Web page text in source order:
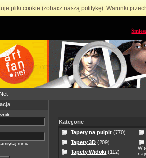
pliki cookie (zobacz naszą politykę). Warunki
mnie
Kategorie
Tapety na pulpit (770)
Tapety 3D (209)
Tapety Widoki (112)
W